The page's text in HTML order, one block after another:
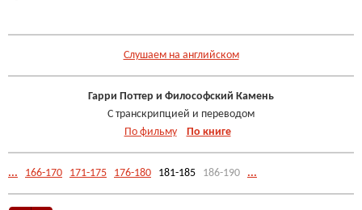
Слушаем на английском
Гарри Поттер и Философский Камень
С транскрипцией и переводом
По фильму
По книге
... 166-170 171-175 176-180 181-185 186-190 ...